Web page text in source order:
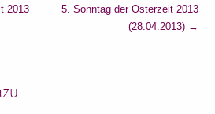
2013
5. Sonntag der Osterzeit 2013
(28.04.2013) →